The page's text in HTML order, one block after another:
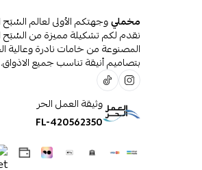
مخمليوجهتكم الأولى لعالم السُبَح
نقدم لكم تشكيلة مميزة من السُبَح
المصنوعة من خامات نادرة وعالية
بتصاميم أنيقة تناسب جميع الاذواق.
وثيقة العمل الحر
FL-420562350